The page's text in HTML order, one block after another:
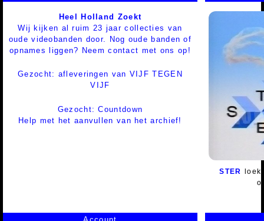
Heel Holland Zoekt
Wij kijken al ruim 23 jaar collecties van
oude videobanden door. Nog oude banden of
opnames liggen? Neem contact met ons op!
Gezocht: afleveringen van VIJF TEGEN
VIJF
Gezocht: Countdown
Help met het aanvullen van het archief!
STER